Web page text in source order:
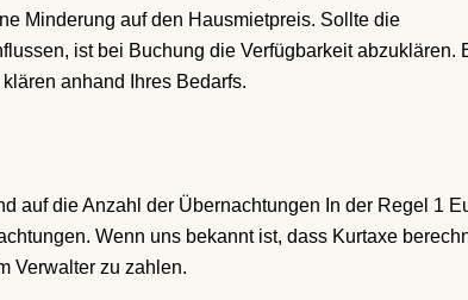
Minderung auf den Hausmietpreis. Sollte die
ist bei Buchung die Verfügbarkeit abzuklären.
anhand Ihres Bedarfs.
auf die Anzahl der Übernachtungen In der Regel 1
Wenn uns bekannt ist, dass Kurtaxe
Verwalter zu zahlen.